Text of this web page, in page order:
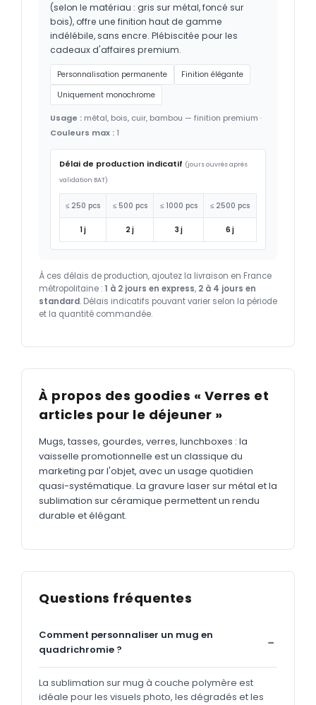
(selon le matériau : gris sur métal, foncé sur
bois), offre une finition haut de gamme
indélébile, sans encre. Plébiscitée pour les
cadeaux d'affaires premium.
Personnalisation permanente
Finition élégante
Uniquement monochrome
Usage : métal, bois, cuir, bambou — finition premium ·
Couleurs max : 1
Délai de production indicatif (jours ouvrés après
validation BAT)
≤ 250 pcs ≤ 500 pcs ≤ 1000 pcs ≤ 2500 pcs
1 j 2 j 3 j 6 j
À ces délais de production, ajoutez la livraison en France
métropolitaine : 1 à 2 jours en express, 2 à 4 jours en
standard. Délais indicatifs pouvant varier selon la période
et la quantité commandée.
À propos des goodies « Verres et
articles pour le déjeuner »
Mugs, tasses, gourdes, verres, lunchboxes : la
vaisselle promotionnelle est un classique du
marketing par l'objet, avec un usage quotidien
quasi-systématique. La gravure laser sur métal et la
sublimation sur céramique permettent un rendu
durable et élégant.
Questions fréquentes
Comment personnaliser un mug en
quadrichromie ?
La sublimation sur mug à couche polymère est
idéale pour les visuels photo, les dégradés et les